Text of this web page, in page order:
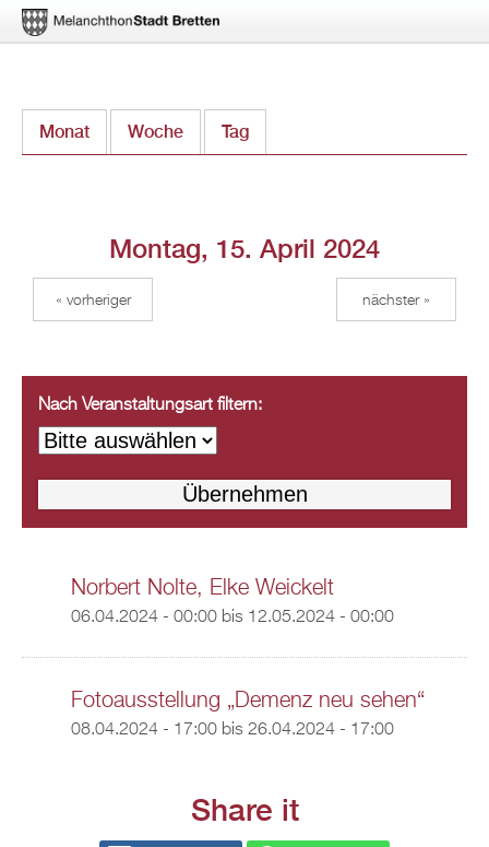
zum
Monat Woche Tag
Montag, 15. April 2024
« vorheriger nächster »
Nach Veranstaltungsart filtern:
Norbert Nolte, Elke Weickelt
06.04.2024 - 00:00bis 12.05.2024 - 00:00
Fotoausstellung „Demenz neu sehen“
08.04.2024 - 17:00bis 26.04.2024 - 17:00
Share it